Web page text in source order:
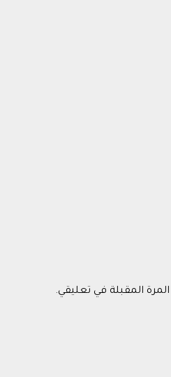
المقبلة في تعليقي.